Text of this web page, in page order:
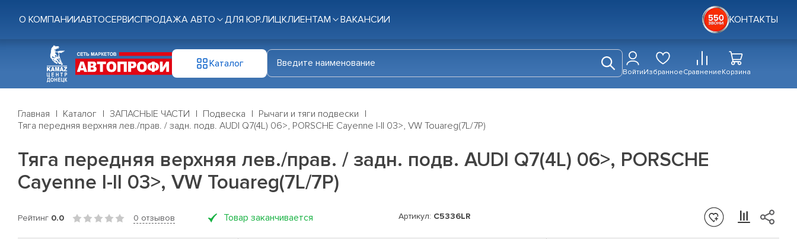
О КОМПАНИИАВТОСЕРВИСПРОДАЖА АВТО ДЛЯ ЮР.ЛИЦКЛИЕНТАМ ВАКАНСИИ КОНТАКТЫ
Каталог
ВойтиИзбранноеСравнениеКорзина
Главная Каталог ЗАПАСНЫЕ ЧАСТИ Подвеска
Рычаги и тяги подвески
Тяга передняя верхняя лев./прав. / задн. подв. AUDI Q7(4L) 06>, PORSCHE Cayenne I-II 03>, VW Touareg(7L/7P)
Тяга передняя верхняя лев./прав. / задн. подв. AUDI Q7(4L) 06>, PORSCHE
Cayenne I-II 03>, VW Touareg(7L/7P)
Рейтинг 0.0 0 отзывов Товар заканчивается Артикул: C5336LR